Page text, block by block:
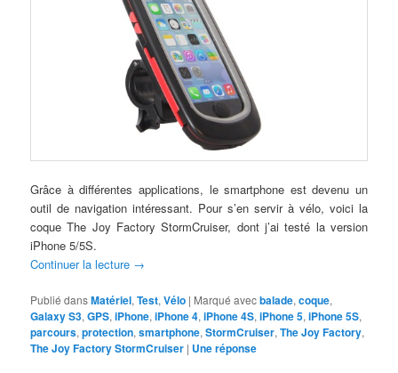
Grâce à différentes applications, le smartphone est devenu un
outil de navigation intéressant. Pour s’en servir à vélo, voici la
coque The Joy Factory StormCruiser, dont j’ai testé la version
iPhone 5/5S.
Continuer la lecture →
Publié dansMatériel,Test,Vélo | Marqué avecbalade,coque,
Galaxy S3,GPS,iPhone,iPhone 4,iPhone 4S,iPhone 5,iPhone 5S,
parcours,protection,smartphone,StormCruiser,The Joy Factory,
The Joy Factory StormCruiser | Uneréponse